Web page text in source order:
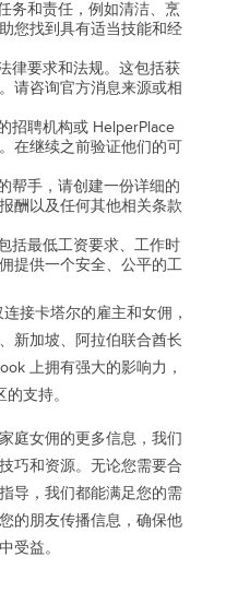
务和责任，例如清洁、烹
您找到具有适当技能和经
律要求和法规。这包括获
请咨询官方消息来源或相
招聘机构或 HelperPlace
在继续之前验证他们的可
帮手，请创建一份详细的
酬以及任何其他相关条款
括最低工资要求、工作时
提供一个安全、公平的工
接卡塔尔的雇主和女佣，
新加坡、阿拉伯联合酋长
上拥有强大的影响力，
支持。
庭女佣的更多信息，我们
巧和资源。无论您需要合
导，我们都能满足您的需
的朋友传播信息，确保他
受益。